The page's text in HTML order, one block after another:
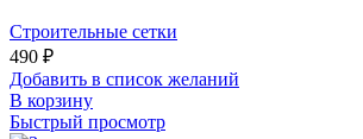
Строительные сетки
490 ₽
Добавить в список желаний
В корзину
Быстрый просмотр